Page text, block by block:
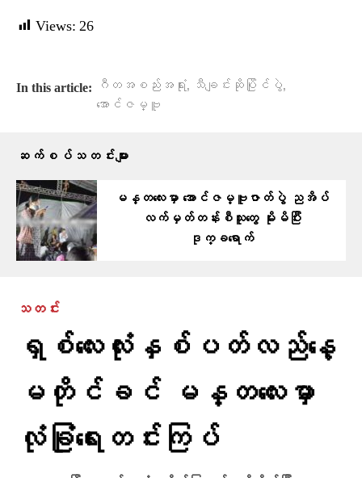
Views: 26
In this article: ဂီတအစည်းအရုံး, သီချင်းဆိုပြိုင်ပွဲ,
အောင်ဇမ္ဗူ
ဆက်စပ်သတင်းများ
မန္တလေးမှာ အောင်ဇမ္ဗူဇာတ်ပွဲ ညအိပ်
လက်မှတ်တန်းစီသူတွေ မိုးမိပြီး
ဒုက္ခရောက်
သတင်း
ရှစ်လေးလုံးနှစ်ပတ်လည်နေ့
မတိုင်ခင် မန္တလေးမှာ
လုံခြုံရေးတင်းကြပ်